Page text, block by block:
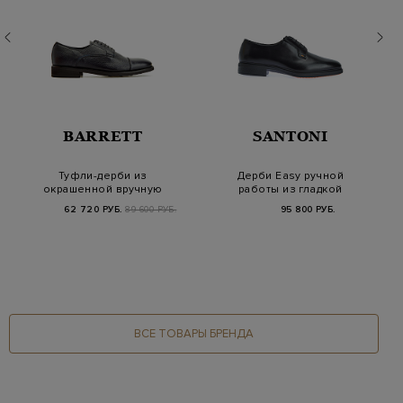
BARRETT
Туфли-дерби из
окрашенной вручную
крупнозернистой
кожи
62 720 РУБ. 89 600 РУБ.
SANTONI
Дерби Easy ручной
работы из гладкой
полированной кожи
95 800 РУБ.
ВСЕ ТОВАРЫ БРЕНДА